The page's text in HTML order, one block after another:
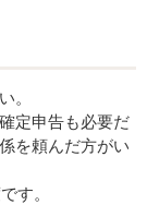
。
定申告も必要だ
を頼んだ方がい
す。